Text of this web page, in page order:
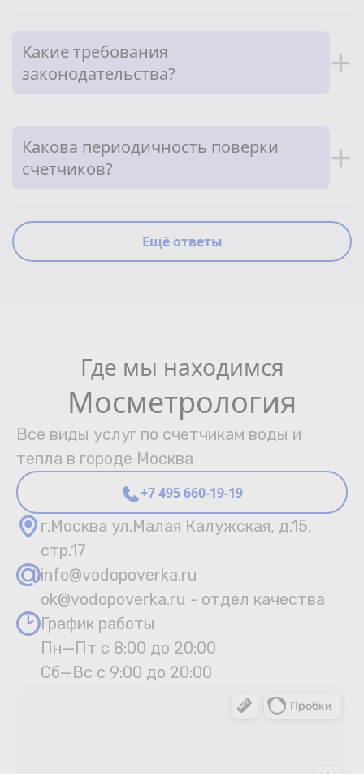
Какие требования
законодательства?
+
Какова периодичность поверки
счетчиков?
+
Ещё ответы
Где мы находимся
Мосметрология
Все виды услуг по счетчикам воды и
тепла в городе Москва
+7 495 660-19-19
г.Москва ул.Малая Калужская, д.15,
стр.17
info@vodopoverka.ru
ok@vodopoverka.ru - отдел качества
График работы
Пн—Пт с 8:00 до 20:00
Сб—Вс с 9:00 до 20:00